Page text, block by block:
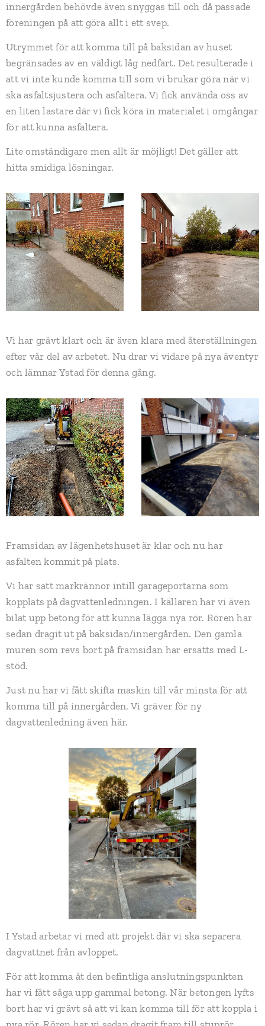
innergården behövde även snyggas till och då passade
föreningen på att göra allt i ett svep.
Utrymmet för att komma till på baksidan av huset
begränsades av en väldigt låg nedfart. Det resulterade i
att vi inte kunde komma till som vi brukar göra när vi
ska asfaltsjustera och asfaltera. Vi fick använda oss av
en liten lastare där vi fick köra in materialet i omgångar
för att kunna asfaltera.
Lite omständigare men allt är möjligt! Det gäller att
hitta smidiga lösningar.
Vi har grävt klart och är även klara med återställningen
efter vår del av arbetet. Nu drar vi vidare på nya äventyr
och lämnar Ystad för denna gång.
Framsidan av lägenhetshuset är klar och nu har
asfalten kommit på plats.
Vi har satt markrännor intill garageportarna som
kopplats på dagvattenledningen. I källaren har vi även
bilat upp betong för att kunna lägga nya rör. Rören har
sedan dragit ut på baksidan/innergården. Den gamla
muren som revs bort på framsidan har ersatts med L-
stöd.
Just nu har vi fått skifta maskin till vår minsta för att
komma till på innergården. Vi gräver för ny
dagvattenledning även här.
I Ystad arbetar vi med att projekt där vi ska separera
dagvattnet från avloppet.
För att komma åt den befintliga anslutningspunkten
har vi fått såga upp gammal betong. När betongen lyfts
bort har vi grävt så att vi kan komma till för att koppla i